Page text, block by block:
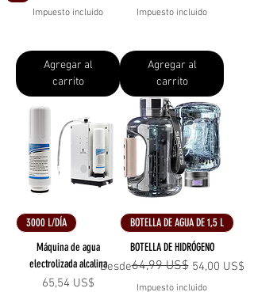
Impuesto incluido
Agregar al
carrito
Impuesto incluido
Agregar al
carrito
3000 L/DÍA
Máquina de agua
electrolizada alcalina
Precio
65,54 US$
BOTELLA DE AGUA DE 1,5 L
BOTELLA DE HIDRÓGENO
Desde
Precio64,99 US$ 54,00 US$
Precio de oferta
Impuesto incluido